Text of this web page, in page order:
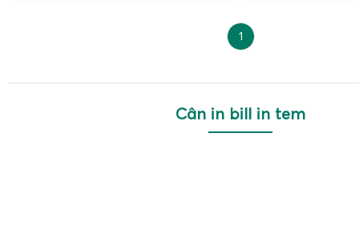
1
Cân in bill in tem